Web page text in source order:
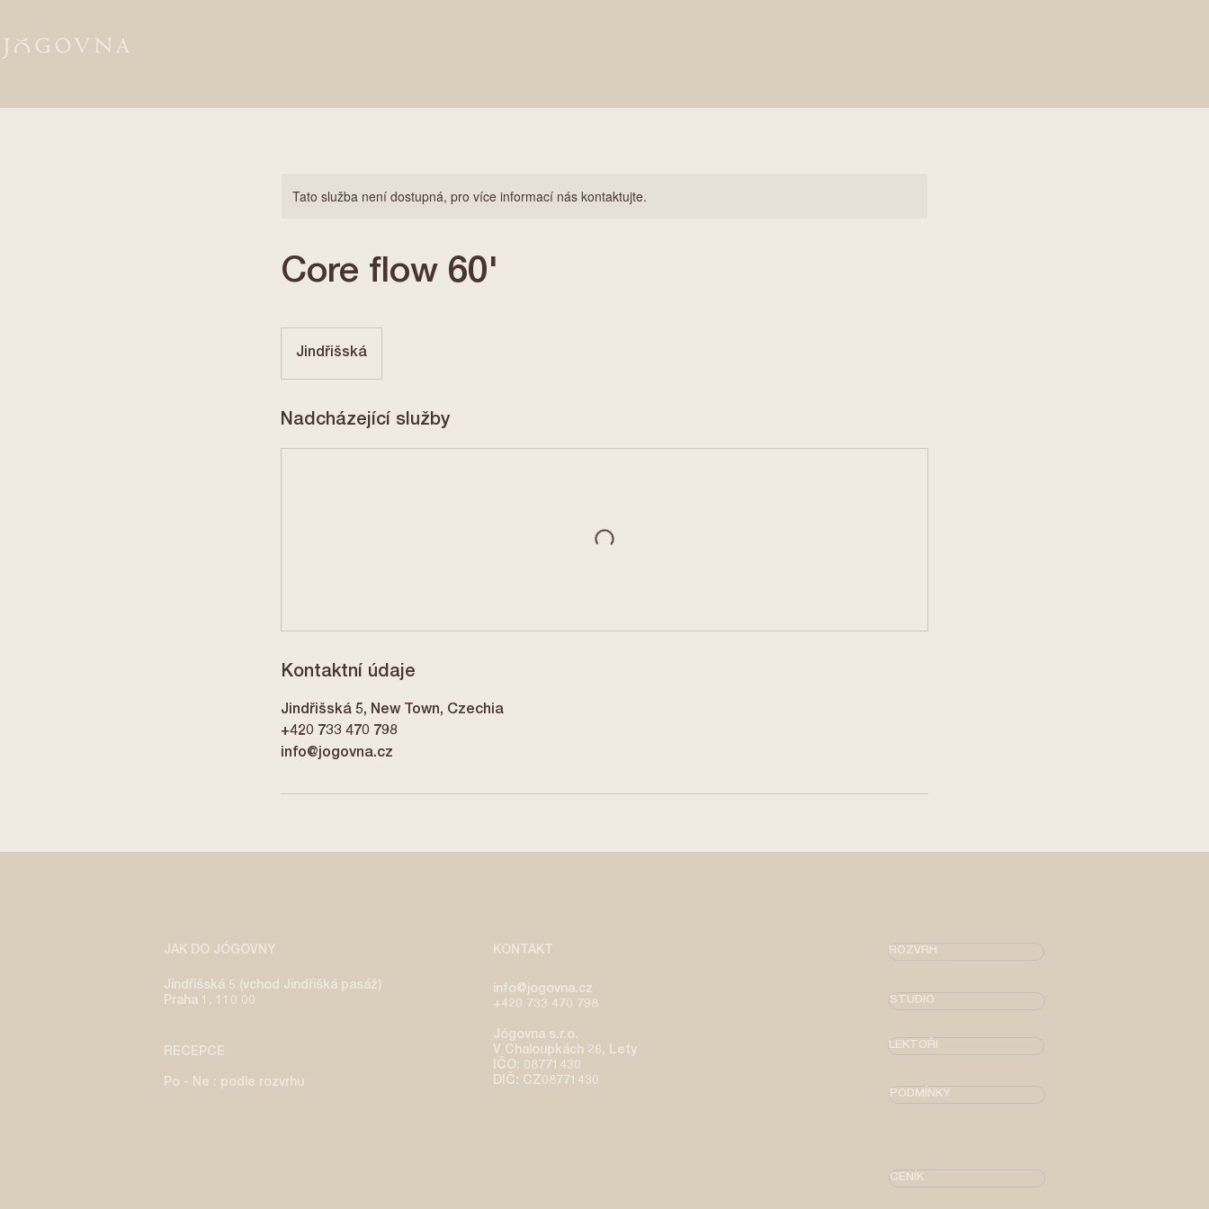
Tato služba není dostupná, pro více informací nás kontaktujte.
Core flow 60'
Jindřišská
Nadcházející služby
Kontaktní údaje
Jindřišská 5, New Town, Czechia
+420 733 470 798
info@jogovna.cz
JAK DO JÓGOVNY
Jindřišská 5 (vchod Jindřišká pasáž)
Praha 1, 110 00
RECEPCE
Po - Ne : podle rozvrhu
KONTAKT
info@jogovna.cz
+420 733 470 798
​Jógovna s.r.o.
V Chaloupkách 26, Lety
IČO: 08771430
DIČ: CZ08771430
ROZVRH
STUDIO
LEKTOŘI
PODMÍNKY
CENÍK